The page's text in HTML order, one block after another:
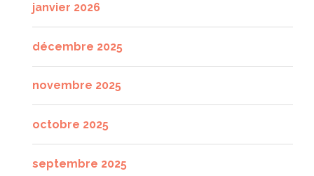
janvier 2026
décembre 2025
novembre 2025
octobre 2025
septembre 2025